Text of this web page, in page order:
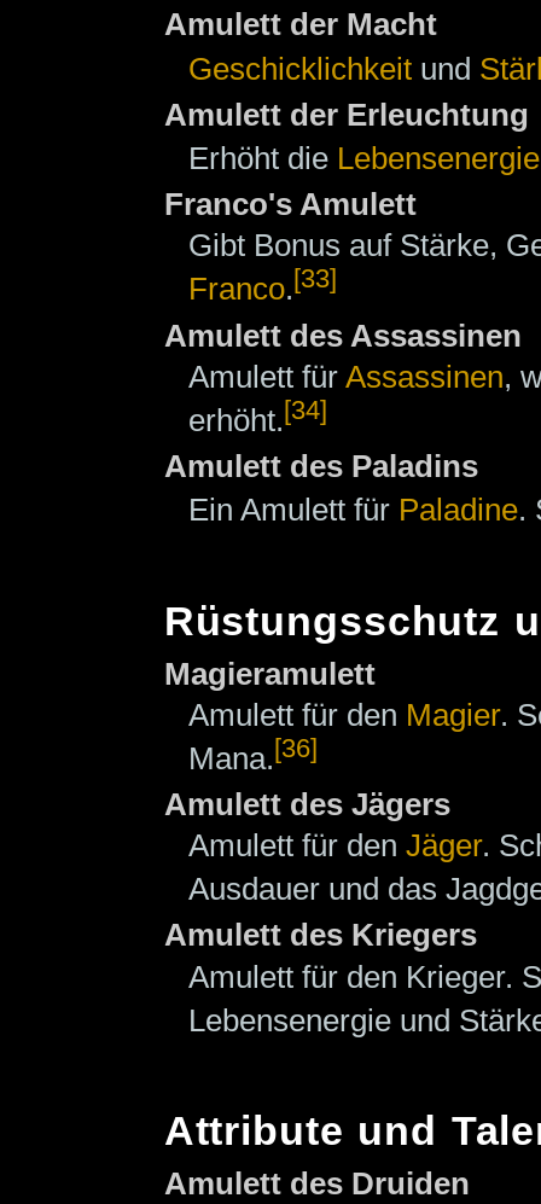
Amulett der Macht
Geschicklichkeit und
Amulett der Erleuchtung
Erhöht die Lebensenergie
Franco's Amulett
Gibt Bonus auf Stärke,
Franco. [33]
Amulett des Assassinen
Amulett für Assassinen,
erhöht.[34]
Amulett des Paladins
Ein Amulett für Paladine.
Rüstungsschutz
Magieramulett
Amulett für den Magier.
Mana.[36]
Amulett des Jägers
Amulett für den Jäger.
Ausdauer und das
Amulett des Kriegers
Amulett für den Krieger.
Lebensenergie und
Attribute und
Amulett des Druiden